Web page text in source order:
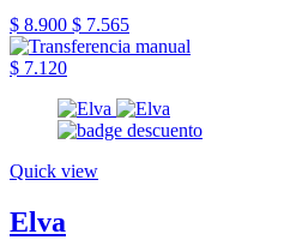
$ 8.900 $ 7.565
$ 7.120
Quick view
Elva